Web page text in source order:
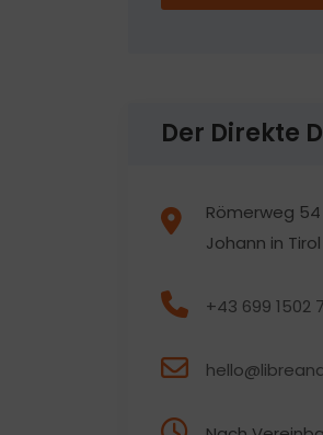
Der Direkte
Römerweg 54
Johann in Tirol
+43 699 1502